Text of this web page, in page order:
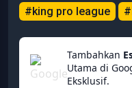
#king pro league
Tambahkan
Utama di
Eksklusif.